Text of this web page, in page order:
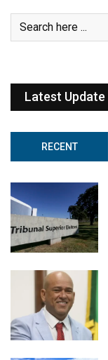
Latest Update
RECENT